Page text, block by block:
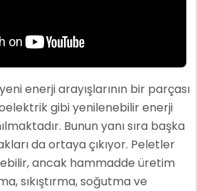
enerji arayışlarının bir parçası
gibi yenilenebilir enerji
Bunun yanı sıra başka
da ortaya çıkıyor. Peletler
ancak hammadde üretim
sıkıştırma, soğutma ve